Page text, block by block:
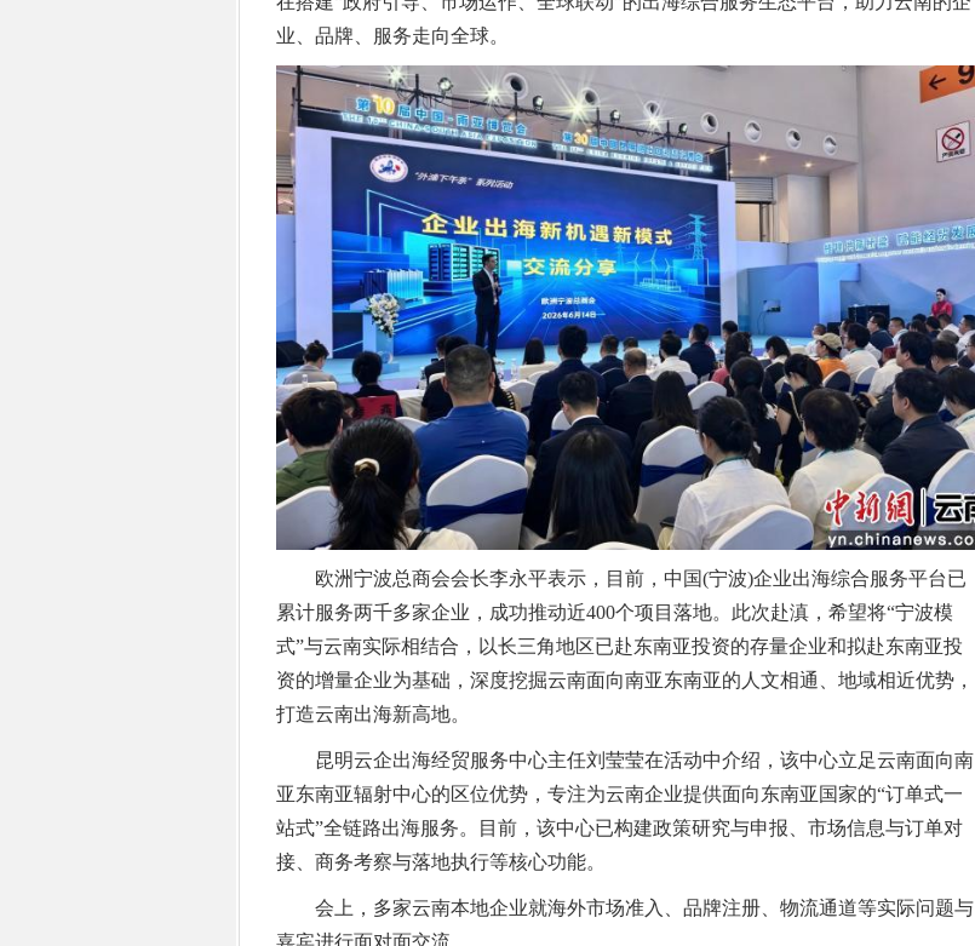
业、品牌、服务走向全球。
欧洲宁波总商会会长李永平表示，目前，中国(宁波)企业出海综合服务平台已
累计服务两千多家企业，成功推动近400个项目落地。此次赴滇，希望将“宁波模
式”与云南实际相结合，以长三角地区已赴东南亚投资的存量企业和拟赴东南亚投
资的增量企业为基础，深度挖掘云南面向南亚东南亚的人文相通、地域相近优势，
打造云南出海新高地。
昆明云企出海经贸服务中心主任刘莹莹在活动中介绍，该中心立足云南面向南
亚东南亚辐射中心的区位优势，专注为云南企业提供面向东南亚国家的“订单式一
站式”全链路出海服务。目前，该中心已构建政策研究与申报、市场信息与订单对
接、商务考察与落地执行等核心功能。
会上，多家云南本地企业就海外市场准入、品牌注册、物流通道等实际问题与
嘉宾进行面对面交流。